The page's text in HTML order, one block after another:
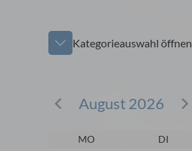
Kategorieauswahl öffnen